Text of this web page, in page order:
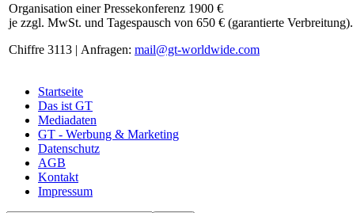
Organisation einer Pressekonferenz 1900 €
je zzgl. MwSt. und Tagespausch von 650 € (garantierte Verbreitung).
Chiffre 3113 | Anfragen: mail@gt-worldwide.com
Startseite
Das ist GT
Mediadaten
GT - Werbung & Marketing
Datenschutz
AGB
Kontakt
Impressum